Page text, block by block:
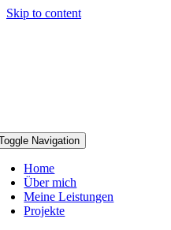
Skip to content
Navigation
Home
Über mich
Meine Leistungen
Projekte